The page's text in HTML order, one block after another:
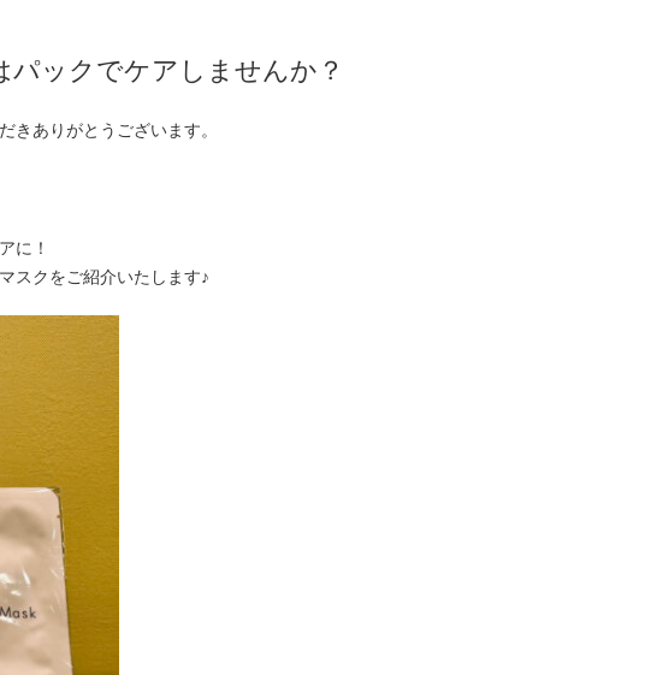
パックでケアしませんか？
きありがとうございます。
に！
スクをご紹介いたします♪